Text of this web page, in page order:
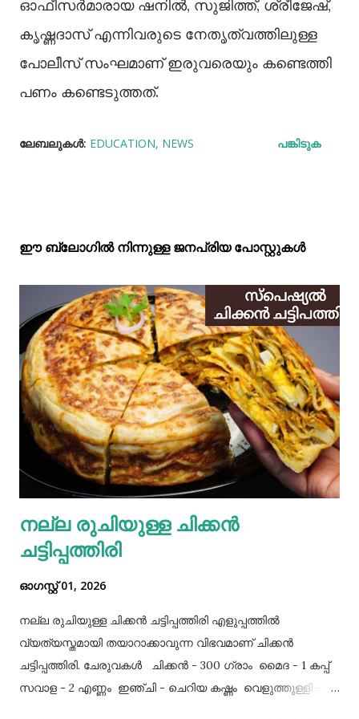
ഓഫീസര്‍മാരായ ഷനില്‍, സുജിത്ത്, ശ്രീജേഷ്,
കൃഷ്ണദാസ് എന്നിവരുടെ നേതൃത്വത്തിലുള്ള
പോലീസ് സംഘമാണ് ഇരുവരെയും കണ്ടെത്തി
പണം കണ്ടെടുത്തത്.
ലേബലുകള്‍: EDUCATION NEWS പങ്കിടുക
ഈ ബ്ലോഗിൽ നിന്നുള്ള ജനപ്രിയ പോസ്റ്റുകള്‍‌
നല്ല രുചിയുള്ള ചിക്കൻ
ചട്ടിപ്പത്തിരി
ഓഗസ്റ്റ് 01, 2026
നല്ല രുചിയുള്ള ചിക്കൻ ചട്ടിപ്പത്തിരി എളുപ്പത്തിൽ
വ്യത്യസ്തമായി തയാറാക്കാവുന്ന വിഭവമാണ് ചിക്കൻ
ചട്ടിപ്പത്തിരി. ചേരുവകൾ ചിക്കൻ - 300 ഗ്രാം മൈദ - 1 കപ്പ്‌
സവാള - 2 എണ്ണം ഇഞ്ചി - ചെറിയ കഷ്ണം വെളുത്തുള്ളി - 5